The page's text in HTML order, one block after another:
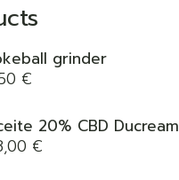
grinder
€
20% CBD Ducream
€